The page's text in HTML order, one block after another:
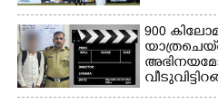
ഏർപ്പെട്ടിരിക്കുന്ന
കുട്ടികൾ
900